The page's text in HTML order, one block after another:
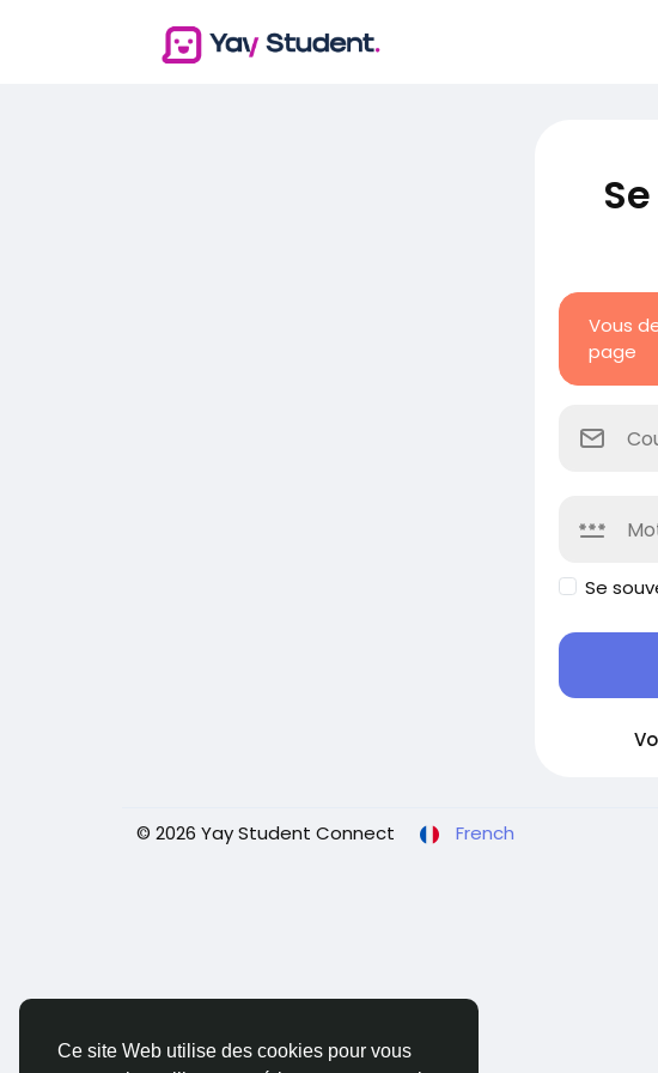
Ce site Web utilise des cookies pour vous
Vous
page
Se
© 2026 Yay Student Connect French